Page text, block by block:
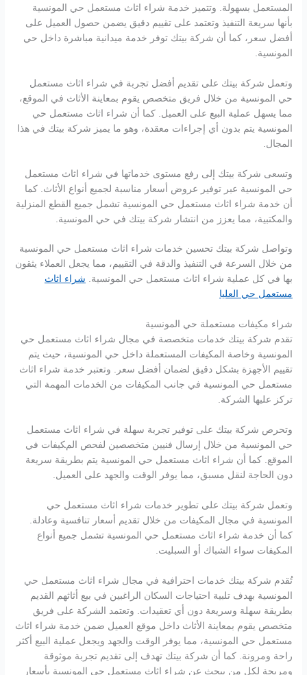
المستعمل بسهولة. وتتميز خدمة شراء اثاث مستعمل حي المونسية
بأنها سريعة التنفيذ وتعتمد على تقييم دقيق يضمن حصول العميل على
أفضل سعر، كما أن شركة بيتك توفر خدمة ميدانية مباشرة داخل حي
المونسية.
وتعمل شركة بيتك على تقديم أفضل تجربة في شراء اثاث مستعمل
حي المونسية من خلال فريق متخصص يقوم بمعاينة الأثاث في الموقع،
مما يسهل عملية البيع على العميل. كما أن شراء اثاث مستعمل حي
المونسية يتم بدون أي إجراءات معقدة، وهو ما يميز شركة بيتك في هذا
المجال.
وتسعى شركة بيتك إلى رفع مستوى خدماتها في شراء اثاث مستعمل
حي المونسية عبر توفير عروض أسعار مناسبة لجميع أنواع الأثاث. كما
أن خدمة شراء اثاث مستعمل حي المونسية تشمل جميع القطع المنزلية
والمكتبية، مما يعزز من انتشار شركة بيتك في حي المونسية.
وتواصل شركة بيتك تحسين خدمات شراء اثاث مستعمل حي المونسية
من خلال السرعة في التنفيذ والدقة في التقييم، مما يجعل العملاء يثقون
بها في كل عملية شراء اثاث مستعمل حي المونسية. شراء اثاث
مستعمل حي العليا
شراء مكيفات مستعملة حي المونسية
تقدم شركة بيتك خدمات متخصصة في مجال شراء اثاث مستعمل حي
المونسية وخاصة المكيفات المستعملة داخل حي المونسية، حيث يتم
تقييم الأجهزة بشكل دقيق لضمان أفضل سعر. وتعتبر خدمة شراء اثاث
مستعمل حي المونسية في جانب المكيفات من الخدمات المهمة التي
تركز عليها الشركة.
وتحرص شركة بيتك على توفير تجربة سهلة في شراء اثاث مستعمل
حي المونسية من خلال إرسال فنيين متخصصين لفحص المكيفات في
الموقع. كما أن شراء اثاث مستعمل حي المونسية يتم بطريقة سريعة
دون الحاجة لنقل مسبق، مما يوفر الوقت والجهد على العميل.
وتعمل شركة بيتك على تطوير خدمات شراء اثاث مستعمل حي
المونسية في مجال المكيفات من خلال تقديم أسعار تنافسية وعادلة.
كما أن خدمة شراء اثاث مستعمل حي المونسية تشمل جميع أنواع
المكيفات سواء الشباك أو السبليت.
تُقدم شركة بيتك خدمات احترافية في مجال شراء اثاث مستعمل حي
المونسية بهدف تلبية احتياجات السكان الراغبين في بيع أثاثهم القديم
بطريقة سهلة وسريعة دون أي تعقيدات. وتعتمد الشركة على فريق
متخصص يقوم بمعاينة الأثاث داخل موقع العميل ضمن خدمة شراء اثاث
مستعمل حي المونسية، مما يوفر الوقت والجهد ويجعل عملية البيع أكثر
راحة ومرونة. كما أن شركة بيتك تهدف إلى تقديم تجربة موثوقة
ومريحة لكل من يبحث عن شراء اثاث مستعمل حي المونسية بأسعار